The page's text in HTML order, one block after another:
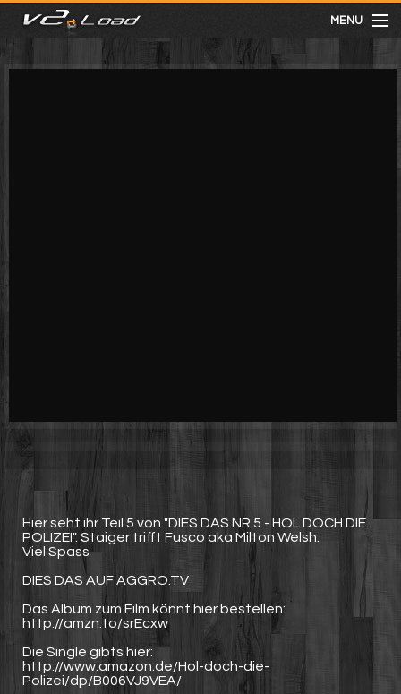
MENU
meist gesehen
Hier seht ihr Teil 5 von "DIES DAS NR.5 - HOL DOCH DIE
POLIZEI". Staiger trifft Fusco aka Milton Welsh.
Viel Spass
DIES DAS AUF AGGRO.TV
Das Album zum Film könnt hier bestellen:
http://amzn.to/srEcxw
Die Single gibts hier:
http://www.amazon.de/Hol-doch-die-
Polizei/dp/B006VJ9VEA/